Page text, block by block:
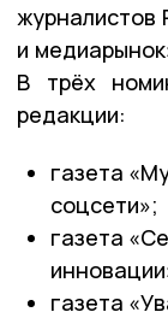
журналистов
и
В трёх
редакции:
газета
соцсети»;
газета
газета